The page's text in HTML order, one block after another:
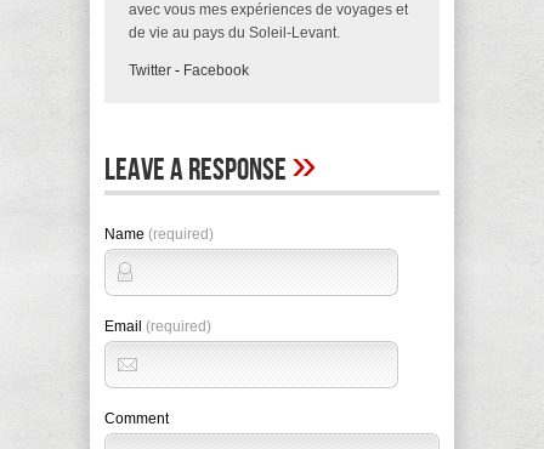
avec vous mes expériences de voyages et
de vie au pays du Soleil-Levant.
Twitter - Facebook
Leave A Response»
Name (required)
Email (required)
Comment